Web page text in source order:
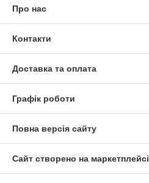
Про нас
Контакти
Доставка та оплата
Графік роботи
Повна версія сайту
Сайт створено на маркетплейсі